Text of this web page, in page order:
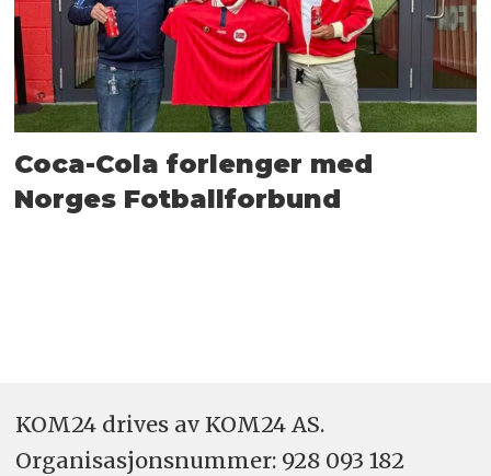
Coca-Cola forlenger med
Norges Fotballforbund
KOM24 drives av KOM24 AS.
Organisasjons­nummer: 928 093 182